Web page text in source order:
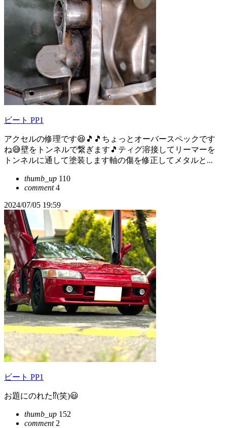
ビート PP1
アクセルの修理です😆🎵🎵ちょっとオーバースペックです
ね😅壁をトンネルで繋ぎます🎵ティグ溶接してリーマーを
トンネルに通して塗装します軸の傷を修正してメタルと...
thumb_up 110
comment4
2024/07/05 19:59
ビート PP1
お題にのれた⁉️(笑)😃
thumb_up 152
comment2